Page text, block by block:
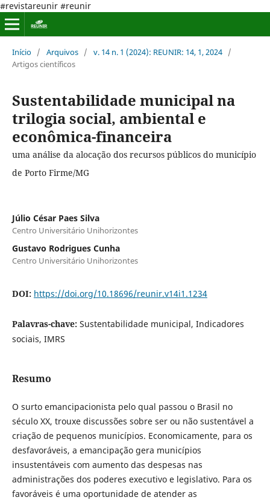
#revistareunir #reunir
Início / Arquivos / v. 14 n. 1 (2024): REUNIR: 14, 1, 2024 /
Artigos científicos
Sustentabilidade municipal na
trilogia social, ambiental e
econômica-financeira
uma análise da alocação dos recursos públicos do município
de Porto Firme/MG
Júlio César Paes Silva
Centro Universitário Unihorizontes
Gustavo Rodrigues Cunha
Centro Universitário Unihorizontes
DOI: https://doi.org/10.18696/reunir.v14i1.1234
Palavras-chave: Sustentabilidade municipal, Indicadores
sociais, IMRS
Resumo
O surto emancipacionista pelo qual passou o Brasil no
século XX, trouxe discussões sobre ser ou não sustentável a
criação de pequenos municípios. Economicamente, para os
desfavoráveis, a emancipação gera municípios
insustentáveis com aumento das despesas nas
administrações dos poderes executivo e legislativo. Para os
favoráveis é uma oportunidade de atender as